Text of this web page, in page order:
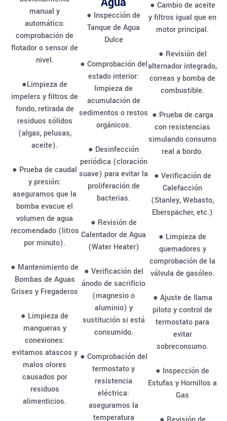
manual y
automático:
comprobación de
flotador o sensor de
nivel.
●Limpieza de
impelers y filtros de
fondo, retirada de
residuos sólidos
(algas, pelusas,
aceite).
● Prueba de caudal
y presión:
aseguramos que la
bomba evacue el
volumen de agua
recomendado (litros
por minuto).
● Mantenimiento de
Bombas de Aguas
Grises y Fregaderos
● Limpieza de
mangueras y
conexiones:
evitamos atascos y
malos olores
causados por
residuos
alimenticios.
● Inspección de
Tanque de Agua
Dulce
● Comprobación del
estado interior:
limpieza de
acumulación de
sedimentos o restos
orgánicos.
● Desinfección
periódica (cloración
suave) para evitar la
proliferación de
bacterias.
● Revisión de
Calentador de Agua
(Water Heater)
● Verificación del
ánodo de sacrificio
(magnesio o
aluminio) y
sustitución si está
consumido.
● Comprobación del
termostato y
resistencia
eléctrica:
aseguramos la
temperatura
● Cambio de aceite
y filtros igual que en
motor principal.
● Revisión del
alternador integrado,
correas y bomba de
combustible.
● Prueba de carga
con resistencias
simulando consumo
real a bordo.
● Verificación de
Calefacción
(Stanley, Webasto,
Eberspächer, etc.)
● Limpieza de
quemadores y
comprobación de la
válvula de gasóleo.
● Ajuste de llama
piloto y control de
termostato para
evitar
sobreconsumo.
● Inspección de
Estufas y Hornillos a
Gas